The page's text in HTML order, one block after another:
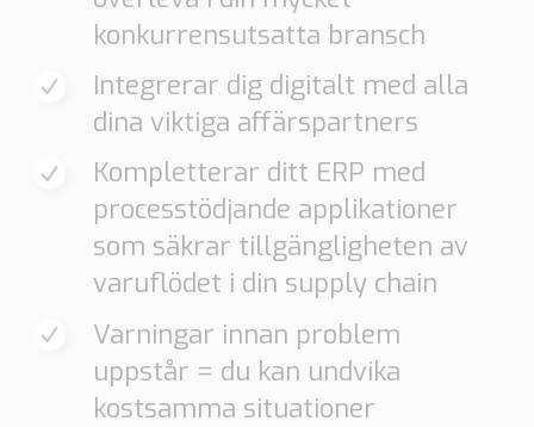
konkurrensutsatta bransch
Integrerar dig digitalt med alla
dina viktiga affärspartners
Kompletterar ditt ERP med
processtödjande applikationer
som säkrar tillgängligheten av
varuflödet i din supply chain
Varningar innan problem
uppstår = du kan undvika
kostsamma situationer